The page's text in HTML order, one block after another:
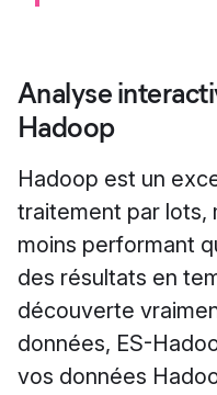
Analyse
Hadoop
Hadoop est un
traitement par lots,
moins performant
des résultats en
découverte
données, ES-
vos données